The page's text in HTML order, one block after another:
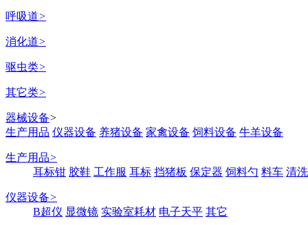
呼吸道>
消化道>
驱虫类>
其它类>
器械设备>
生产用品 仪器设备 养猪设备 家禽设备 饲料设备 牛羊设备
生产用品>
耳标钳 胶鞋 工作服 耳标 挡猪板 保定器 饲料勺 料车 清
仪器设备>
B超仪 显微镜 实验室耗材 电子天平 其它